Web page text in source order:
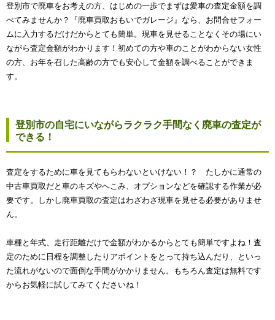
登別市で廃車をお考えの方、はじめの一歩でまずは愛車の査定金額を調
べてみませんか？『廃車買取おもいでガレージ』なら、お問合せフォー
ムに入力するだけだからとても簡単。現車を見せることなくその場にい
ながら査定金額がわかります！初めての方や車のことがわからない女性
の方、お年を召した高齢の方でも安心して金額を調べることができま
す。
登別市の自宅にいながらラクラク手間なく廃車の査定が
できる！
査定をするために車を見てもらわないといけない！？ たしかに通常の
中古車買取だと車のキズやへこみ、オプションなどを確認する作業が必
要です。しかし廃車買取の査定はわざわざ現車を見せる必要がありませ
ん。
車種と年式、走行距離だけで金額がわかるからとても簡単ですよね！査
定のために日程を調整したりアポイントをとって持ち込んだり、といっ
た流れがないので面倒な手間がかかりません。もちろん査定は無料です
からお気軽に試してみてくださいね！